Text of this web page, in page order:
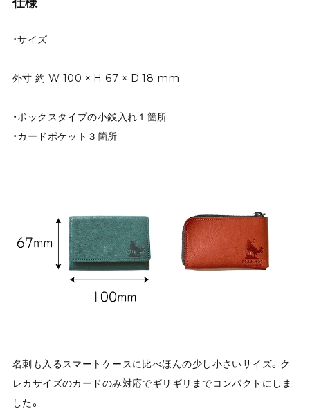
・サイズ
外寸 約 W 100 × H 67 × D 18 mm
・ボックスタイプの小銭入れ１箇所
・カードポケット３箇所
名刺も入るスマートケースに比べほんの少し小さいサイズ。ク
レカサイズのカードのみ対応でギリギリまでコンパクトにしま
した。